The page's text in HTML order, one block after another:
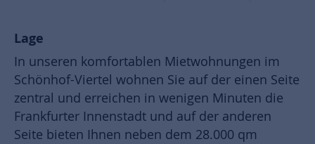
Lage
In unseren komfortablen Mietwohnungen im
Schönhof-Viertel wohnen Sie auf der einen Seite
zentral und erreichen in wenigen Minuten die
Frankfurter Innenstadt und auf der anderen
Seite bieten Ihnen neben dem 28.000 qm